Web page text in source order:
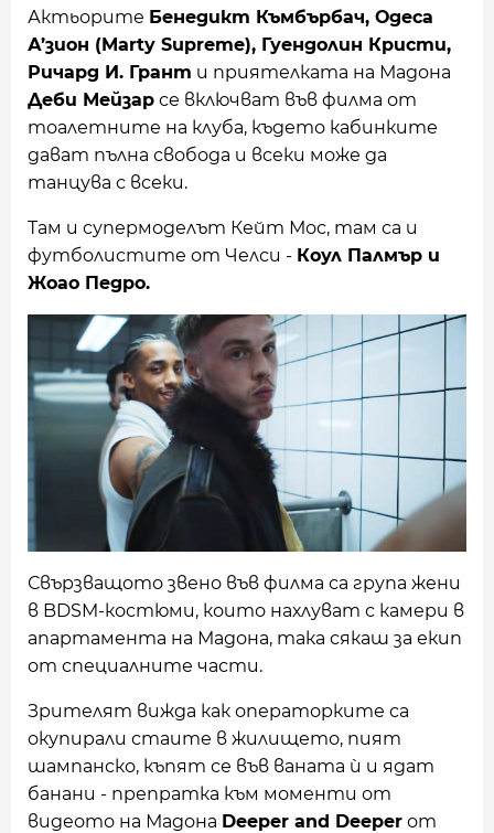
Актьорите Бенедикт Къмбърбач, Одеса
А’зион (Marty Supreme), Гуендолин Кристи,
Ричард И. Грант и приятелката на Мадона
Деби Мейзар се включват във филма от
тоалетните на клуба, където кабинките
дават пълна свобода и всеки може да
танцува с всеки.
Там и супермоделът Кейт Мос, там са и
футболистите от Челси - Коул Палмър и
Жоао Педро.
Свързващото звено във филма са група жени
в BDSM-костюми, които нахлуват с камери в
апартамента на Мадона, така сякаш за екип
от специалните части.
Зрителят вижда как операторките са
окупирали стаите в жилището, пият
шампанско, къпят се във ваната ѝ и ядат
банани - препратка към моменти от
видеото на Мадона Deeper and Deeper от